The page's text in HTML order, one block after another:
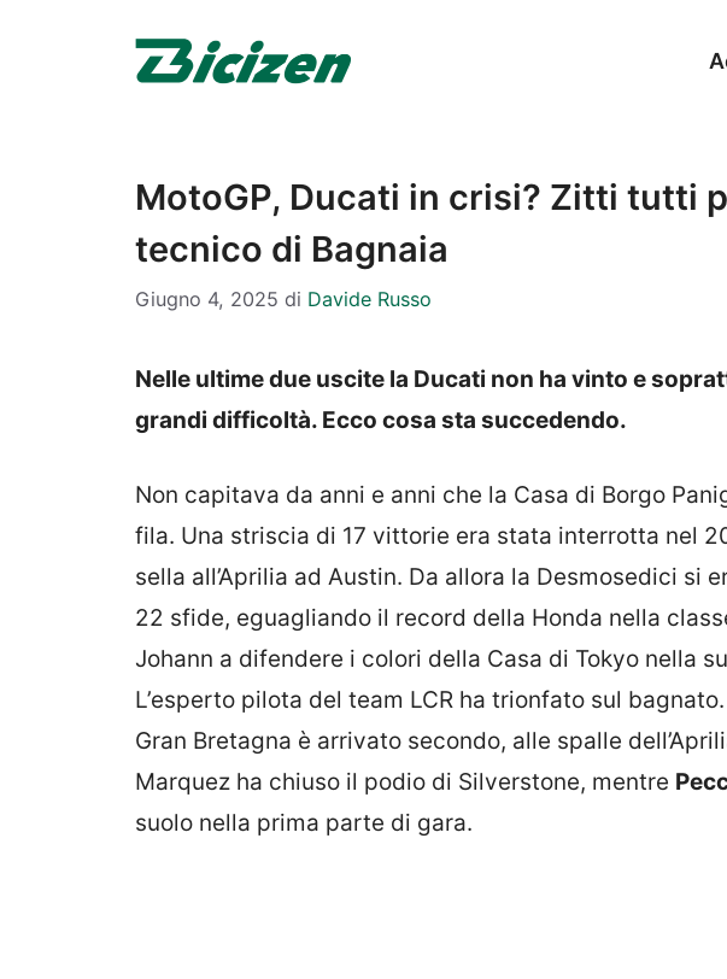
MotoGP, Ducati in crisi? Zitti tutti
tecnico di Bagnaia
Giugno 4, 2025 di Davide Russo
Nelle ultime due uscite la Ducati non ha vinto e
grandi difficoltà. Ecco cosa sta succedendo.
Non capitava da anni e anni che la Casa di Borgo
fila. Una striscia di 17 vittorie era stata interrotta nel
sella all’Aprilia ad Austin. Da allora la Desmosedici si
22 sfide, eguagliando il record della Honda nella
Johann a difendere i colori della Casa di Tokyo nella
L’esperto pilota del team LCR ha trionfato sul
Gran Bretagna è arrivato secondo, alle spalle
Marquez ha chiuso il podio di Silverstone, mentre
suolo nella prima parte di gara.